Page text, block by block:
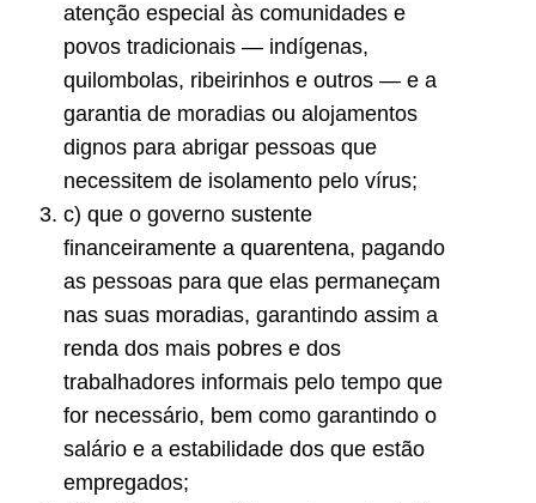
atenção especial às comunidades e
povos tradicionais — indígenas,
quilombolas, ribeirinhos e outros — e a
garantia de moradias ou alojamentos
dignos para abrigar pessoas que
necessitem de isolamento pelo vírus;
c) que o governo sustente
financeiramente a quarentena, pagando
as pessoas para que elas permaneçam
nas suas moradias, garantindo assim a
renda dos mais pobres e dos
trabalhadores informais pelo tempo que
for necessário, bem como garantindo o
salário e a estabilidade dos que estão
empregados;